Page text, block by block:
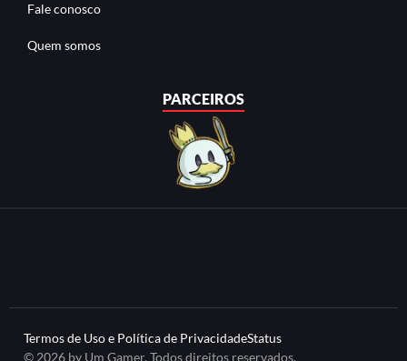
Fale conosco
Quem somos
PARCEIROS
Termos de Uso e Política de PrivacidadeStatus
© 2026 by Um Gamer. Todos direitos reservados.